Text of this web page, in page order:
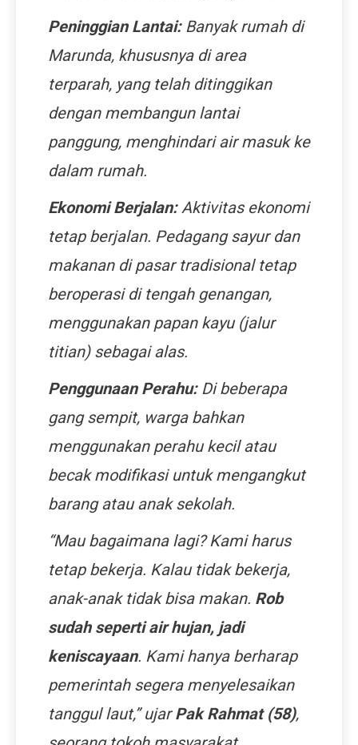
Peninggian Lantai:Banyak rumah di
Marunda, khususnya di area
terparah, yang telah ditinggikan
dengan membangun lantai
panggung, menghindari air masuk ke
dalam rumah.
Ekonomi Berjalan:Aktivitas ekonomi
tetap berjalan. Pedagang sayur dan
makanan di pasar tradisional tetap
beroperasi di tengah genangan,
menggunakan papan kayu (jalur
titian) sebagai alas.
Penggunaan Perahu:Di beberapa
gang sempit, warga bahkan
menggunakan perahu kecil atau
becak modifikasi untuk mengangkut
barang atau anak sekolah.
“Mau bagaimana lagi? Kami harus
tetap bekerja. Kalau tidak bekerja,
anak-anak tidak bisa makan. Rob
sudah seperti air hujan, jadi
keniscayaan. Kami hanya berharap
pemerintah segera menyelesaikan
tanggul laut,” ujarPak Rahmat (58),